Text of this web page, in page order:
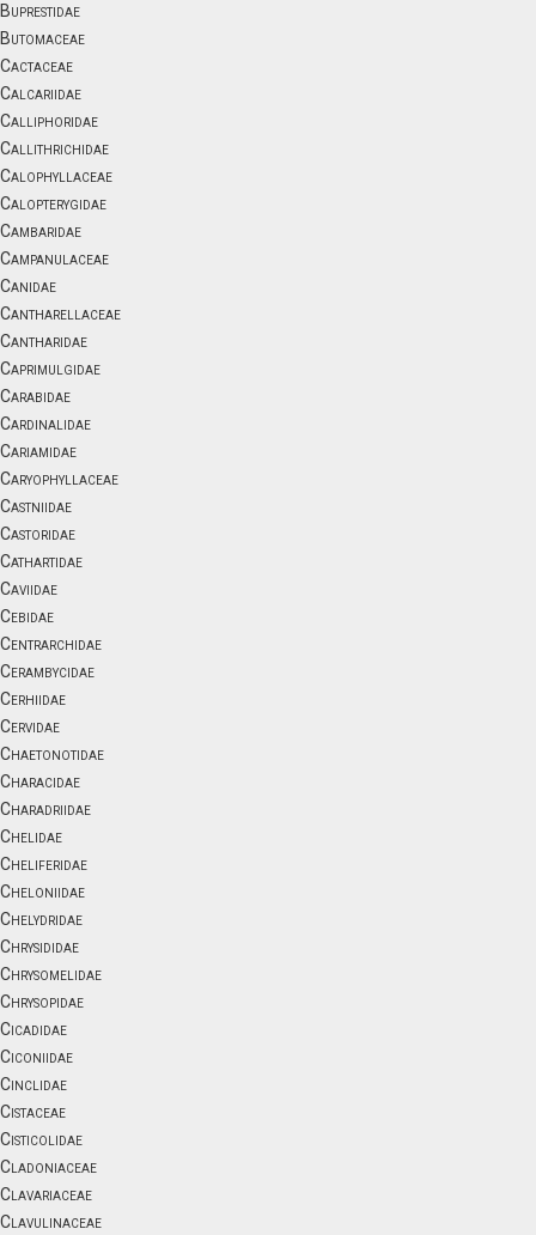
Buprestidae
Butomaceae
Cactaceae
Calcariidae
Calliphoridae
Callithrichidae
Calophyllaceae
Calopterygidae
Cambaridae
Campanulaceae
Canidae
Cantharellaceae
Cantharidae
Caprimulgidae
Carabidae
Cardinalidae
Cariamidae
Caryophyllaceae
Castniidae
Castoridae
Cathartidae
Caviidae
Cebidae
Centrarchidae
Cerambycidae
Cerhiidae
Cervidae
Chaetonotidae
Characidae
Charadriidae
Chelidae
Cheliferidae
Cheloniidae
Chelydridae
Chrysididae
Chrysomelidae
Chrysopidae
Cicadidae
Ciconiidae
Cinclidae
Cistaceae
Cisticolidae
Cladoniaceae
Clavariaceae
Clavulinaceae